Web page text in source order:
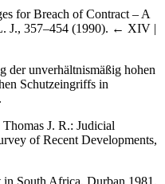
for Breach of Contract – A
J., 357–454 (1990). ← XIV |
der unverhältnismäßig hohen
Schutzeingriffs in
Thomas J. R.: Judicial
of Recent Developments,
South Africa, Durban 1981.